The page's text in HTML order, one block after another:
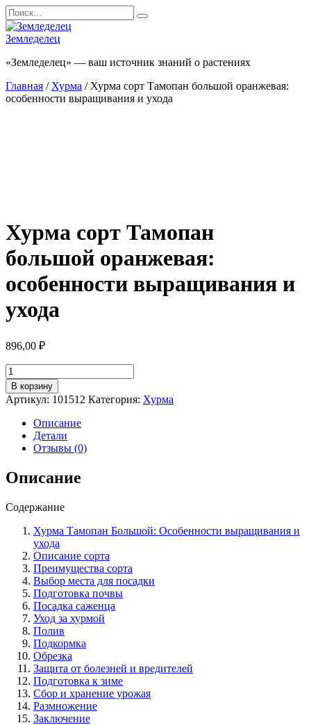
Перейти
к
содержанию
Search
for:
Земледелец
«Земледелец» — ваш источник знаний о растениях
Главная / Хурма / Хурма сорт Тамопан большой оранжевая:
особенности выращивания и ухода
Хурма сорт Тамопан
большой оранжевая:
особенности выращивания и
ухода
896,00 ₽
Количество
товара
Хурма
сорт
Тамопан
большой
оранжевая:
особенности
выращивания
и
В корзину
Артикул: 101512 Категория: Хурма
Описание
Детали
Отзывы (0)
Описание
Содержание
Хурма Тамопан Большой: Особенности выращивания и
ухода
Описание сорта
Преимущества сорта
Выбор места для посадки
Подготовка почвы
Посадка саженца
Уход за хурмой
Полив
Подкормка
Обрезка
Защита от болезней и вредителей
Подготовка к зиме
Сбор и хранение урожая
Размножение
Заключение